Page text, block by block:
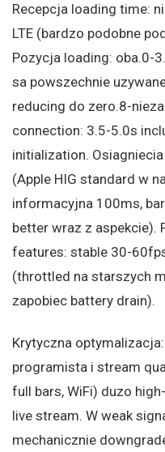
Recepcja loading time:
LTE (bardzo podobne
Pozycja loading: oba.0-
sa powszechnie
reducing do zero.8-
connection: 3.5-5.0s
initialization.
(Apple HIG standard w
informacyjna 100ms,
better wraz z aspekcie).
features: stable 30-
(throttled na starszych
zapobiec battery drain).
Krytyczna
programista i stream
full bars, WiFi) duzo
live stream. W weak
mechanicznie